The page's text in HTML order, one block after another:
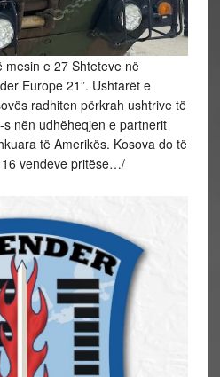
e 27 Shteteve në
Europe 21”. Ushtarët e
radhiten përkrah ushtrive të
nën udhëheqjen e partnerit
të Amerikës. Kosova do të
vendeve pritëse…/